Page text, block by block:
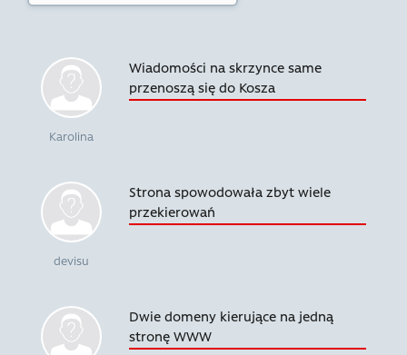
Karolina
Wiadomości na skrzynce same
przenoszą się do Kosza
devisu
Strona spowodowała zbyt wiele
przekierowań
Dwie domeny kierujące na jedną
stronę WWW